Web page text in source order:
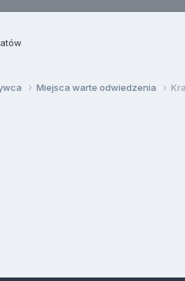
Miejsca warte odwiedzenia